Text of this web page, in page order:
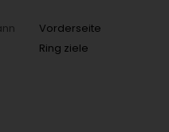
Vorderseite
Ring ziele